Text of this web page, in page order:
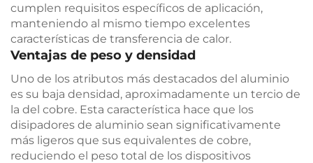
cumplen requisitos específicos de aplicación,
manteniendo al mismo tiempo excelentes
características de transferencia de calor.
Ventajas de peso y densidad
Uno de los atributos más destacados del aluminio
es su baja densidad, aproximadamente un tercio de
la del cobre. Esta característica hace que los
disipadores de aluminio sean significativamente
más ligeros que sus equivalentes de cobre,
reduciendo el peso total de los dispositivos